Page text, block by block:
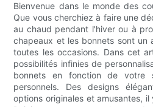
Bienvenue dans le monde des
Que vous cherchiez à faire une
au chaud pendant l'hiver ou à
chapeaux et les bonnets sont un
toutes les occasions. Dans cet
possibilités infinies de
bonnets en fonction de votre
personnels. Des designs
options originales et amusantes,